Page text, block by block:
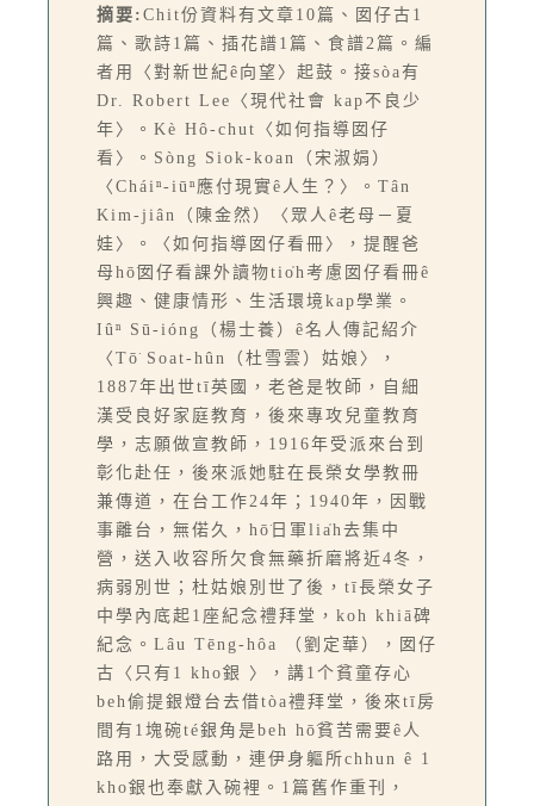
摘要: Chit份資料有文章10篇、囡仔古1
篇、歌詩1篇、插花譜1篇、食譜2篇。編
者用〈對新世紀ê向望〉起鼓。接sòa有
Dr. Robert Lee〈現代社會 kap不良少
年〉。Kè Hô-chut〈如何指導囡仔
看〉。Sòng Siok-koan（宋淑娟）
〈Cháiⁿ-iūⁿ應付現實ê人生？〉。Tân
Kim-jiân（陳金然）〈眾人ê老母－夏
娃〉。〈如何指導囡仔看冊〉，提醒爸
母hō͘囡仔看課外讀物tio̍h考慮囡仔看冊ê
興趣、健康情形、生活環境kap學業。
Iûⁿ Sū-ióng（楊士養）ê名人傳記紹介
〈Tō͘ Soat-hûn（杜雪雲）姑娘〉，
1887年出世tī英國，老爸是牧師，自細
漢受良好家庭教育，後來專攻兒童教育
學，志願做宣教師，1916年受派來台到
彰化赴任，後來派她駐在長榮女學教冊
兼傳道，在台工作24年；1940年，因戰
事離台，無偌久，hō͘日軍lia̍h去集中
營，送入收容所欠食無藥折磨將近4冬，
病弱別世；杜姑娘別世了後，tī長榮女子
中學內底起1座紀念禮拜堂，koh khiā碑
紀念。Lâu Tēng-hôa （劉定華），囡仔
古〈只有1 kho͘銀 〉，講1个貧童存心
beh偷提銀燈台去借tòa禮拜堂，後來tī房
間有1塊碗té銀角是beh hō͘貧苦需要ê人
路用，大受感動，連伊身軀所chhun ê 1
kho͘銀也奉獻入碗裡。1篇舊作重刊，